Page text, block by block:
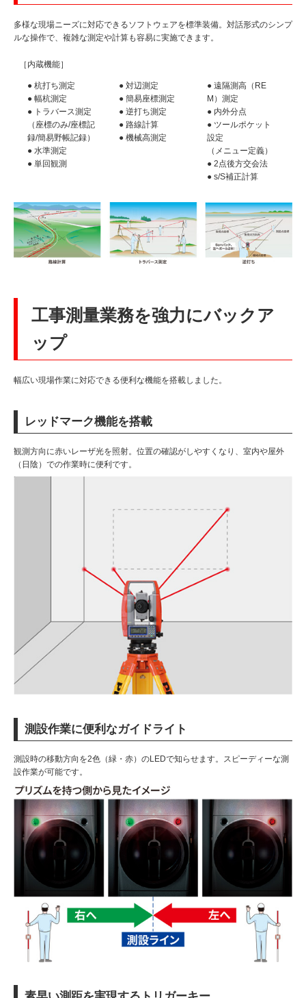
多様な現場ニーズに対応できるソフトウェアを標準装備。対話形式のシンプ
ルな操作で、複雑な測定や計算も容易に実施できます。
［内蔵機能］
● 杭打ち測定
● 幅杭測定
● トラバース測定
（座標のみ/座標記
録/簡易野帳記録）
● 水準測定
● 単回観測
● 対辺測定
● 簡易座標測定
● 逆打ち測定
● 路線計算
● 機械高測定
● 遠隔測高（RE
M）測定
● 内外分点
● ツールポケット
設定
（メニュー定義）
● 2点後方交会法
● s/S補正計算
工事測量業務を強力にバックア
ップ
幅広い現場作業に対応できる便利な機能を搭載しました。
レッドマーク機能を搭載
観測方向に赤いレーザ光を照射。位置の確認がしやすくなり、室内や屋外
（日陰）での作業時に便利です。
測設作業に便利なガイドライト
測設時の移動方向を2色（緑・赤）のLEDで知らせます。スピーディーな測
設作業が可能です。